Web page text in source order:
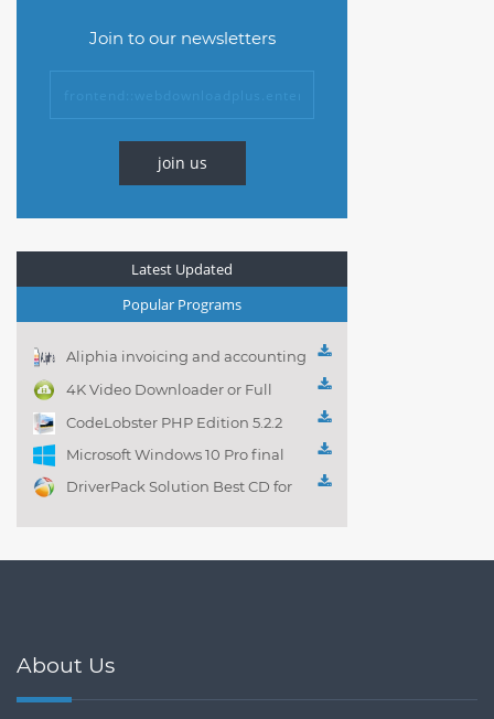
Join to our newsletters
join us
Latest Updated
Popular Programs
Aliphia invoicing and accounting
management 1.0.1
4K Video Downloader or Full
Playlist! 3.4.5.1525
CodeLobster PHP Edition 5.2.2
Microsoft Windows 10 Pro final
DriverPack Solution Best CD for
About Us